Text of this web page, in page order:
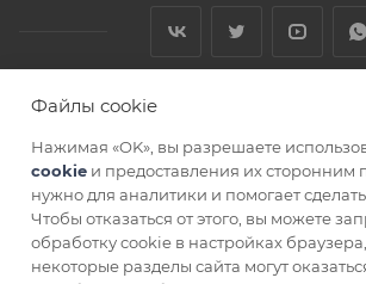
СОГЛАСИЕ НА ОБРАБОТКУ
Файлы cookie
Нажимая «OK», вы разрешаете
cookie и предоставления их сторонним
нужно для аналитики и помогает
Чтобы отказаться от этого, вы можете
обработку cookie в настройках
некоторые разделы сайта могут